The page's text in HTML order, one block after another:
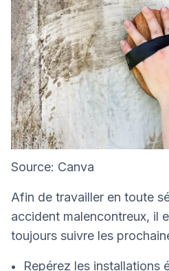
Source: Canva
Afin de travailler en toute
accident malencontreux, il
toujours suivre les
Repérez les installations